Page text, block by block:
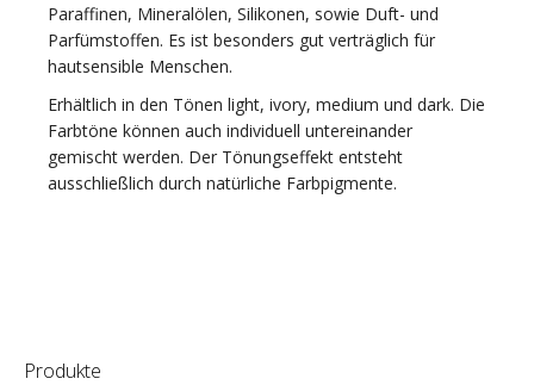
Paraffinen, Mineralölen, Silikonen, sowie Duft- und
Parfümstoffen. Es ist besonders gut verträglich für
hautsensible Menschen.
Erhältlich in den Tönen light, ivory, medium und dark. Die
Farbtöne können auch individuell untereinander
gemischt werden. Der Tönungseffekt entsteht
ausschließlich durch natürliche Farbpigmente.
Produkte